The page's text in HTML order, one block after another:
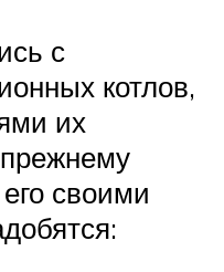
с
котлов,
их
своими